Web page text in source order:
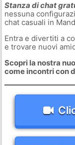
Stanza di chat
nessuna
chat casuali in
Entra e divertiti a
e trovare nuovi
Scopri la nostra
come incontri con